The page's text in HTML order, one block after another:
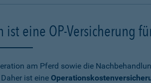
ist eine OP-Versicherung
am Pferd sowie die
ist eine